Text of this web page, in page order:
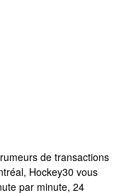
de transactions
Hockey30 vous
par minute, 24